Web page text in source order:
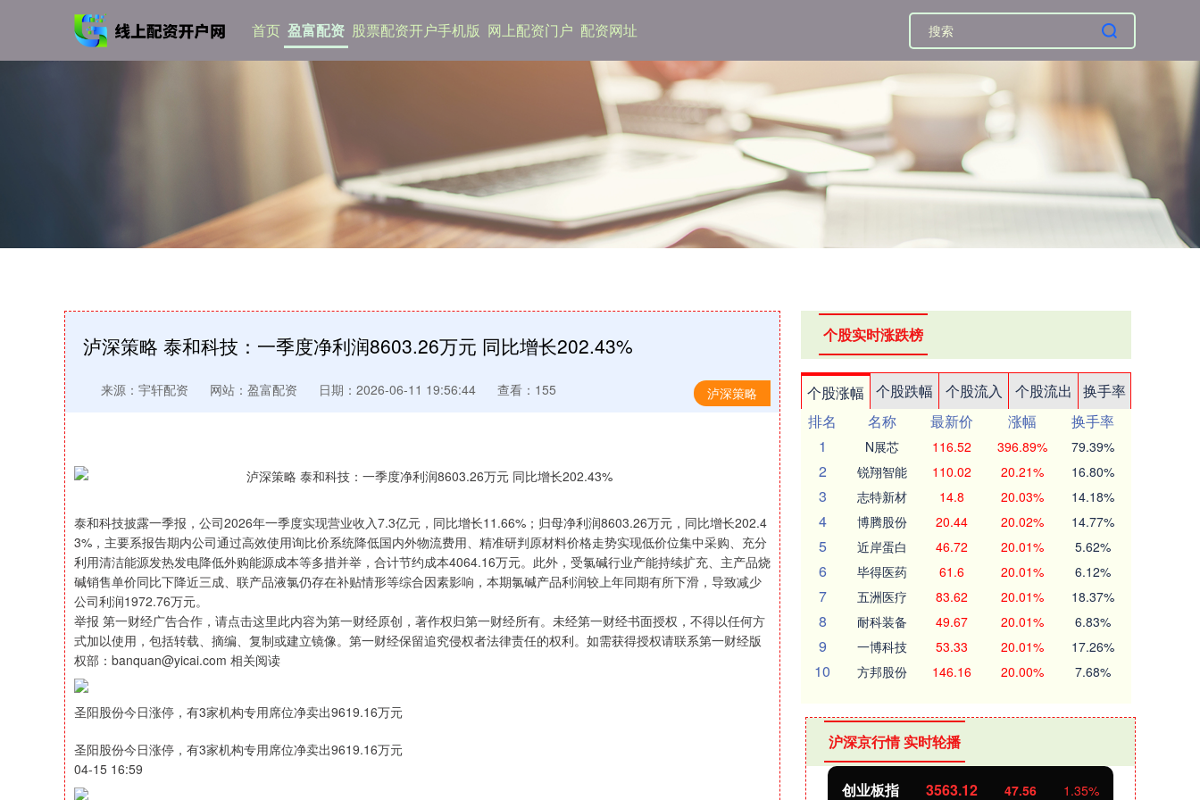
首页 盈富配资 股票配资开户手机版 网上配资门户 配资网址
泸深策略 泰和科技：一季度净利润8603.26万元 同比增长202.43%
泸深策略
来源：宇轩配资 网站：盈富配资 日期：2026-06-11 19:56:44 查看：155
泰和科技披露一季报，公司2026年一季度实现营业收入7.3亿元，同比增长11.66%；归母净利润8603.26万元，同比增长202.4
3%，主要系报告期内公司通过高效使用询比价系统降低国内外物流费用、精准研判原材料价格走势实现低价位集中采购、充分
利用清洁能源发热发电降低外购能源成本等多措并举，合计节约成本4064.16万元。此外，受氯碱行业产能持续扩充、主产品烧
碱销售单价同比下降近三成、联产品液氯仍存在补贴情形等综合因素影响，本期氯碱产品利润较上年同期有所下滑，导致减少
公司利润1972.76万元。
举报 第一财经广告合作，请点击这里此内容为第一财经原创，著作权归第一财经所有。未经第一财经书面授权，不得以任何方
式加以使用，包括转载、摘编、复制或建立镜像。第一财经保留追究侵权者法律责任的权利。如需获得授权请联系第一财经版
权部：banquan@yicai.com 相关阅读
圣阳股份今日涨停，有3家机构专用席位净卖出9619.16万元
圣阳股份今日涨停，有3家机构专用席位净卖出9619.16万元
04-15 16:59
个股实时涨跌榜
个股涨幅 个股跌幅 个股流入 个股流出
换手率
排名
名称 最新价 涨幅
换手率
1
N展芯 116.52 396.89% 79.39%
2 锐翔智能 110.02 20.21% 16.80%
3 志特新材 14.8 20.03% 14.18%
4 博腾股份 20.44 20.02% 14.77%
5 近岸蛋白 46.72 20.01% 5.62%
6 毕得医药 61.6 20.01% 6.12%
7 五洲医疗 83.62 20.01% 18.37%
8 耐科装备 49.67 20.01% 6.83%
9 一博科技 53.33 20.01% 17.26%
10 方邦股份 146.16 20.00% 7.68%
沪深京行情 实时轮播
1.42% 创业板指 3563.12 47.56 1.35%